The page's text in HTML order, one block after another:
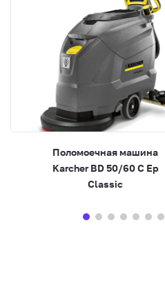
Поломоечная машина
Karcher BD 50/60 C Ep
Classic